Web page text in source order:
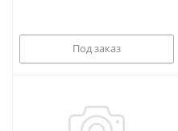
Под заказ